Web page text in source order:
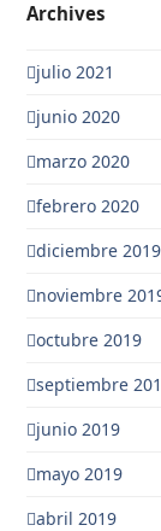
Archives
julio 2021
junio 2020
marzo 2020
febrero 2020
diciembre 2019
noviembre
octubre 2019
septiembre
junio 2019
mayo 2019
abril 2019